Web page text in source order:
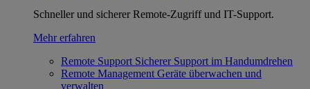
Schneller und sicherer Remote-Zugriff und IT-Support.
Mehr erfahren
Remote Support Sicherer Support im Handumdrehen
Remote Management Geräte überwachen und
verwalten